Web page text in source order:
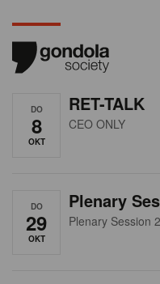
DO
8
OKT
RET-TALK
CEO ONLY
DO
29
OKT
Plenary
Plenary Session